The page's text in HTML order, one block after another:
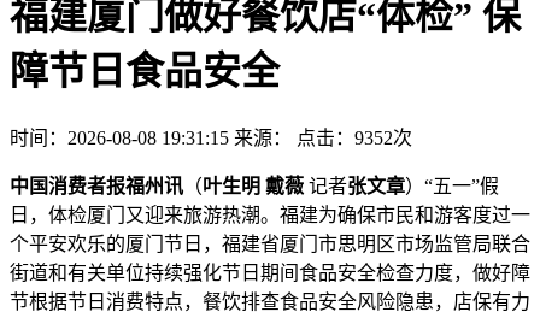
福建厦门做好餐饮店“体检” 保
障节日食品安全
时间：2026-08-08 19:31:15 来源： 点击：9352次
中国消费者报福州讯 （叶生明 戴薇 记者张文章）“五一”假
日，体检厦门又迎来旅游热潮。福建为确保市民和游客度过一
个平安欢乐的厦门 节日，福建省厦门市思明区市场监管局联合
街道和有关单位持续强化节日期间食品安全检查力度，做好障
节根据节日消费特点，餐饮排查食品安全风险隐患，店保有力